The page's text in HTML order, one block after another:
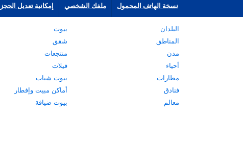
نسخة الهاتف المحمول ملفك الشخصي إمكانية تعديل
البلدان
المناطق
مدن
أحياء
مطارات
فنادق
معالم
بيوت
شقق
منتجعات
فيلات
بيوت شباب
أماكن مبيت وإفطار
بيوت ضيافة